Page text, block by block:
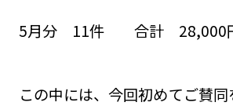
5月分 11件 合計 28,000
この中には、今回初めてご賛